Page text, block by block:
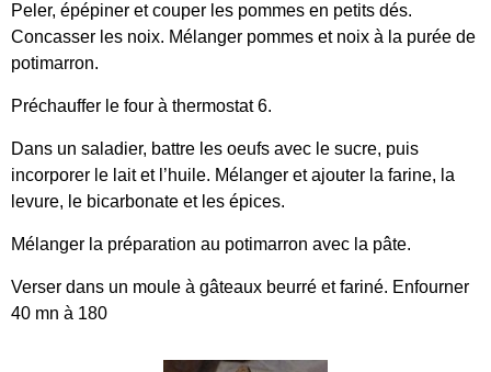
Peler, épépiner et couper les pommes en petits dés.
Concasser les noix. Mélanger pommes et noix à la purée de
potimarron.
Préchauffer le four à thermostat 6.
Dans un saladier, battre les oeufs avec le sucre, puis
incorporer le lait et l’huile. Mélanger et ajouter la farine, la
levure, le bicarbonate et les épices.
Mélanger la préparation au potimarron avec la pâte.
Verser dans un moule à gâteaux beurré et fariné. Enfourner
40 mn à 180